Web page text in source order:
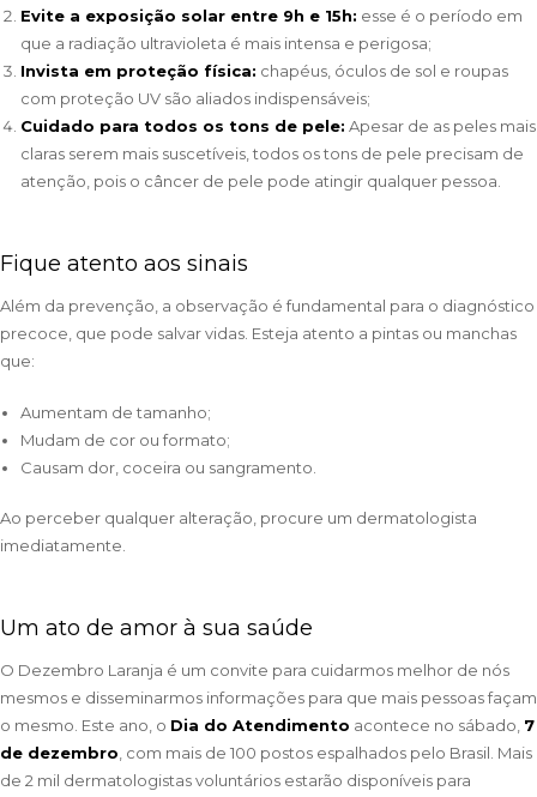
Evite a exposição solar entre 9h e 15h: esse é o período em
que a radiação ultravioleta é mais intensa e perigosa;
Invista em proteção física: chapéus, óculos de sol e roupas
com proteção UV são aliados indispensáveis;
Cuidado para todos os tons de pele: Apesar de as peles mais
claras serem mais suscetíveis, todos os tons de pele precisam de
atenção, pois o câncer de pele pode atingir qualquer pessoa.
Fique atento aos sinais
Além da prevenção, a observação é fundamental para o diagnóstico
precoce, que pode salvar vidas. Esteja atento a pintas ou manchas
que:
Aumentam de tamanho;
Mudam de cor ou formato;
Causam dor, coceira ou sangramento.
Ao perceber qualquer alteração, procure um dermatologista
imediatamente.
Um ato de amor à sua saúde
O Dezembro Laranja é um convite para cuidarmos melhor de nós
mesmos e disseminarmos informações para que mais pessoas façam
o mesmo. Este ano, o Dia do Atendimento acontece no sábado, 7
de dezembro , com mais de 100 postos espalhados pelo Brasil. Mais
de 2 mil dermatologistas voluntários estarão disponíveis para